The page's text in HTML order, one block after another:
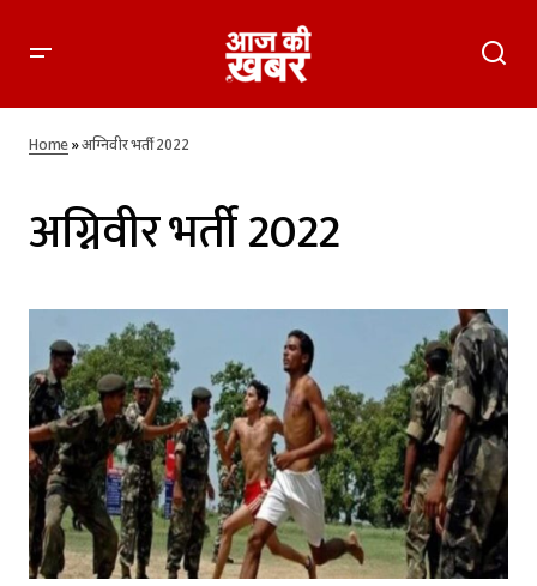
Home»अग्निवीर भर्ती 2022
अग्निवीर भर्ती 2022